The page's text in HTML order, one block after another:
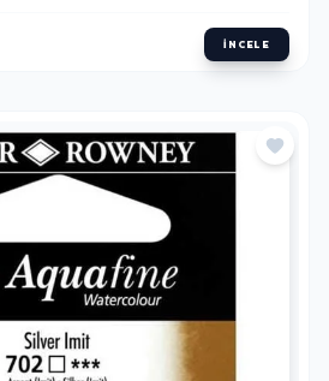
İNCELE